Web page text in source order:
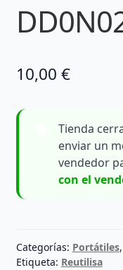
10,00 €
Tienda
enviar un
vendedor
con el
Categorías: Portátiles,
Etiqueta: Reutilisa